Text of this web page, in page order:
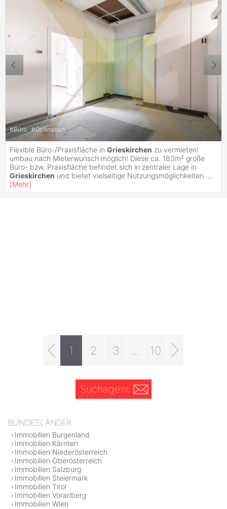
#Büro #Ordination
Flexible Büro-/Praxisfläche in Grieskirchen zu vermieten!
umbau nach Mieterwunsch möglich! Diese ca. 183m² große
Büro- bzw. Praxisfläche befindet sich in zentraler Lage in
Grieskirchen und bietet vielseitige Nutzungsmöglichkeiten....
[Mehr]
1 2 3 10
Suchagent
BUNDESLÄNDER
Immobilien Burgenland
Immobilien Kärnten
Immobilien Niederösterreich
Immobilien Oberösterreich
Immobilien Salzburg
Immobilien Steiermark
Immobilien Tirol
Immobilien Vorarlberg
Immobilien Wien